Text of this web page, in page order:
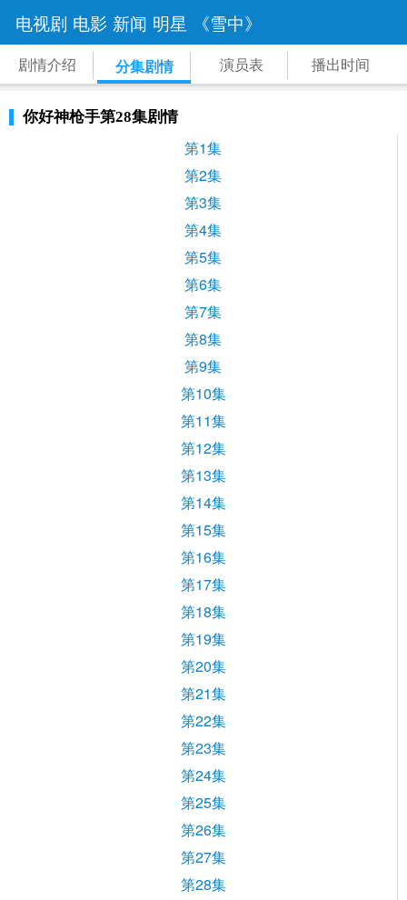
电视剧 电影 新闻 明星 《雪中》
剧情介绍 分集剧情 演员表 播出时间
你好神枪手第28集剧情
第1集
第2集
第3集
第4集
第5集
第6集
第7集
第8集
第9集
第10集
第11集
第12集
第13集
第14集
第15集
第16集
第17集
第18集
第19集
第20集
第21集
第22集
第23集
第24集
第25集
第26集
第27集
第28集